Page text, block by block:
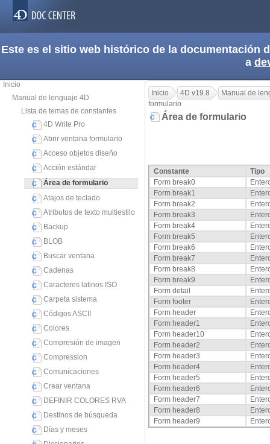
Este es el sitio web histórico de la documentación
a
Inicio
Manual de lenguaje 4D
Lista de temas de constantes
4D Write Pro
Abrir ventana formulario
Acceso objetos diseño
Acción estándar
Área de formulario
Atajos de teclado
Atributos de texto multiestilo
Backup
BLOB
Buscar ventana
Cadenas
Caracteres latinos ISO
Carpeta sistema
Códigos ASCII
Colores
Compresión de imagen
Compression
Comunicaciones
Crear ventana
DEFINIR COLORES RVA
Destinos de búsqueda
Días y meses
Inicio 4D v19.8
Manual de
formulario
Área de formulario
Constante
Tipo
Form break0
Form break1
Form break2
Form break3
Form break4
Form break5
Form break6
Form break7
Form break8
Form break9
Form detail
Form footer
Form header
Form header1
Form header10
Form header2
Form header3
Form header4
Form header5
Form header6
Form header7
Form header8
Form header9